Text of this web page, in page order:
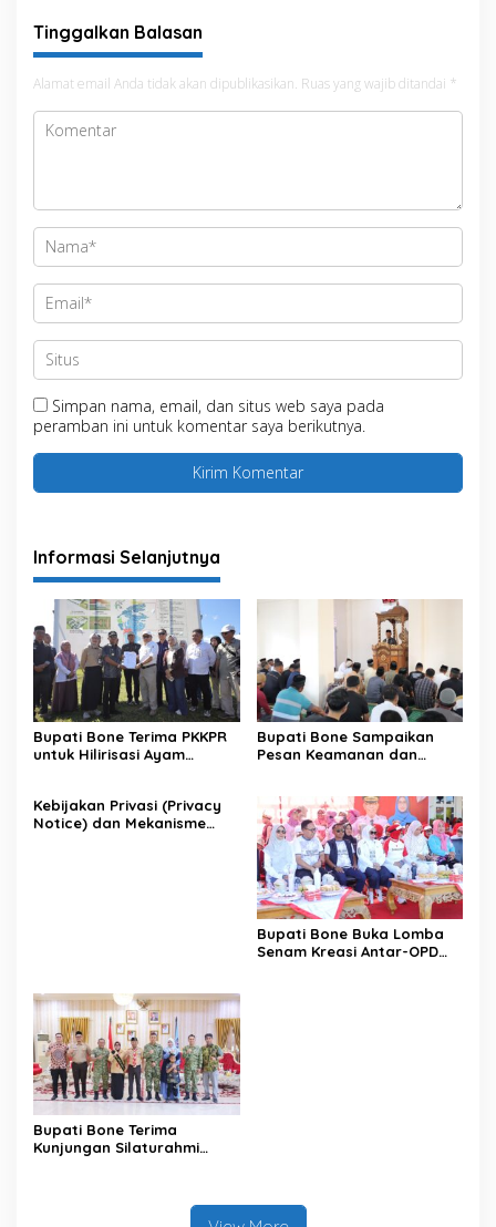
Tinggalkan Balasan
Alamat email Anda tidak akan dipublikasikan. Ruas yang wajib ditandai *
Simpan nama, email, dan situs web saya pada
peramban ini untuk komentar saya berikutnya.
Informasi Selanjutnya
Bupati Bone Terima PKKPR
untuk Hilirisasi Ayam
Bupati Bone Sampaikan
Pesan Keamanan dan
Kebijakan Privasi (Privacy
Notice) dan Mekanisme
Bupati Bone Buka Lomba
Senam Kreasi Antar-OPD
Bupati Bone Terima
Kunjungan Silaturahmi